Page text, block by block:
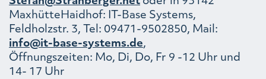
MaxhütteHaidhof: IT-Base Systems,
Feldholzstr. 3, Tel: 09471-9502850, Mail:
info@it-base-systems.de,
Öffnungszeiten: Mo, Di, Do, Fr 9 -12 Uhr und
14- 17 Uhr